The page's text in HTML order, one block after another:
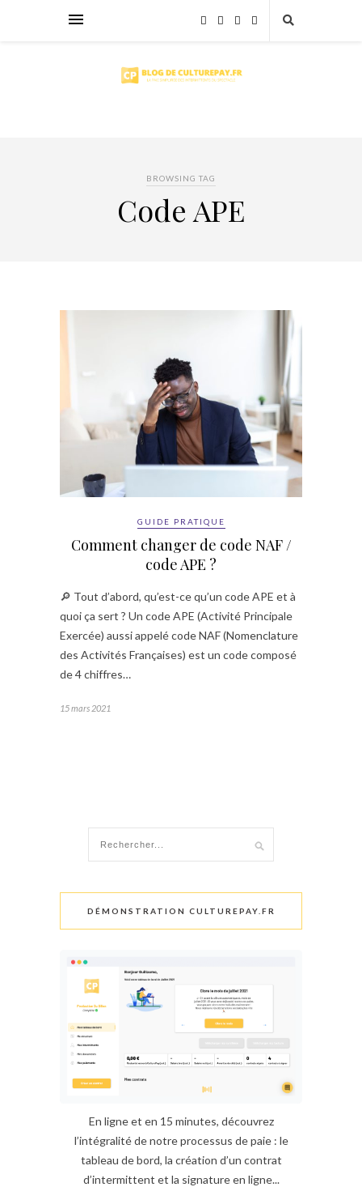
BROWSING TAG
Code APE
GUIDE PRATIQUE
Comment changer de code NAF /
code APE ?
🔎 Tout d’abord, qu’est-ce qu’un code APE et à
quoi ça sert ? Un code APE (Activité Principale
Exercée) aussi appelé code NAF (Nomenclature
des Activités Françaises) est un code composé
de 4 chiffres…
15 mars 2021
DÉMONSTRATION CULTUREPAY.FR
En ligne et en 15 minutes, découvrez
l’intégralité de notre processus de paie : le
tableau de bord, la création d’un contrat
d’intermittent et la signature en ligne...